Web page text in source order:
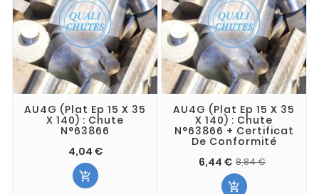
AU4G (Plat Ep 15 X 35
X 140) : Chute
N°63866
4,04 €

AU4G (Plat Ep 15 X 35
X 140) : Chute
N°63866 + Certificat
De Conformité
6,44 € 8,84 €
